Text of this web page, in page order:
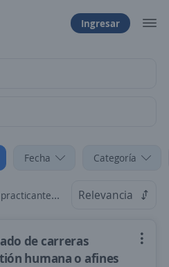
Ingresar
Fecha Categoría
D.C., Bogotá, D.C. Relevancia
de carreras
humana o afines